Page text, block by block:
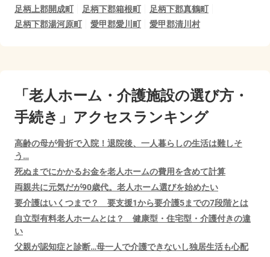
足柄上郡開成町
足柄下郡箱根町
足柄下郡真鶴町
足柄下郡湯河原町
愛甲郡愛川町 愛甲郡清川村
「老人ホーム・介護施設の選び方・
手続き」アクセスランキング
高齢の母が骨折で入院！退院後、一人暮らしの生活は難しそ
う…
死ぬまでにかかるお金を老人ホームの費用を含めて計算
両親共に元気だが90歳代。老人ホーム選びを始めたい
要介護はいくつまで？ 要支援1から要介護5までの7段階とは
自立型有料老人ホームとは？ 健康型・住宅型・介護付きの違
い
父親が認知症と診断…母一人で介護できないし独居生活も心配